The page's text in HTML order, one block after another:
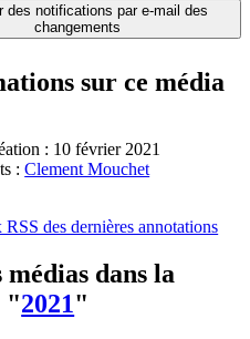
des notifications par e-mail des
changements
sur ce média
: 10 février 2021
: Clement Mouchet
RSS des dernières annotations
dans la
"2021"